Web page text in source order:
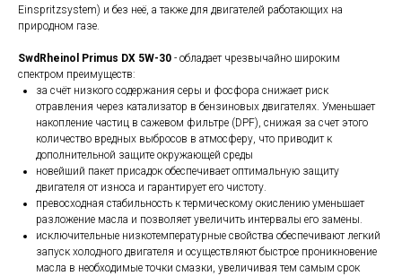
Einspritzsystem) и без неё, а также для двигателей работающих на
природном газе.
SwdRheinol Primus DX 5W-30 - обладает чрезвычайно широким
спектром преимуществ:
за счёт низкого содержания серы и фосфора снижает риск
отравления через катализатор в бензиновых двигателях. Уменьшает
накопление частиц в сажевом фильтре (DPF), снижая за счет этого
количество вредных выбросов в атмосферу, что приводит к
дополнительной защите окружающей среды
новейший пакет присадок обеспечивает оптимальную защиту
двигателя от износа и гарантирует его чистоту.
превосходная стабильность к термическому окислению уменьшает
разложение масла и позволяет увеличить интервалы его замены.
исключительные низкотемпературные свойства обеспечивают легкий
запуск холодного двигателя и осуществляют быстрое проникновение
масла в необходимые точки смазки, увеличивая тем самым срок